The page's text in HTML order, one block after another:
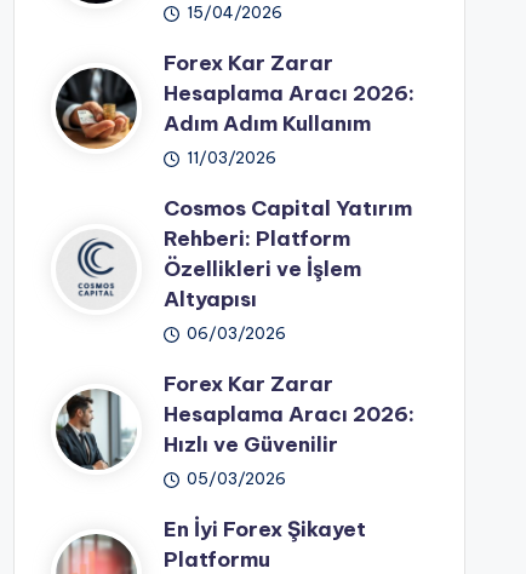
15/04/2026
Forex Kar Zarar
Hesaplama Aracı 2026:
Adım Adım Kullanım
11/03/2026
Cosmos Capital Yatırım
Rehberi: Platform
Özellikleri ve İşlem
Altyapısı
06/03/2026
Forex Kar Zarar
Hesaplama Aracı 2026:
Hızlı ve Güvenilir
05/03/2026
En İyi Forex Şikayet
Platformu